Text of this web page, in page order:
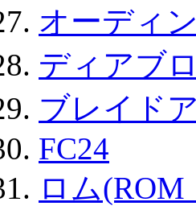
オーディ
ディアブ
ブレイド
FC24
ロム(ROM